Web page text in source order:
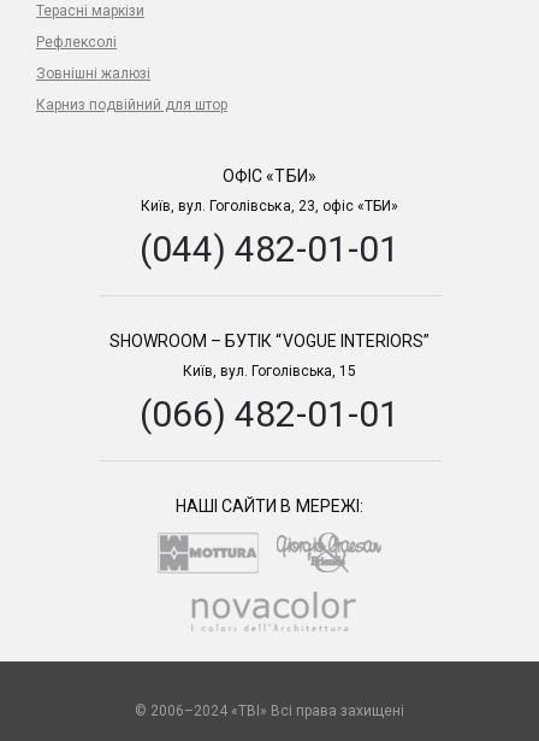
Терасні маркізи
Рефлексолі
Зовнішні жалюзі
Карниз подвійний для штор
ОФІС «ТБИ»
Київ, вул. Гоголівська, 23, офіс «ТБИ»
(044) 482-01-01
SHOWROOM – БУТІК “VOGUE INTERIORS”
Київ, вул. Гоголівська, 15
(066) 482-01-01
НАШІ САЙТИ В МЕРЕЖІ:
© 2006–2024 «TBI» Всі права захищені